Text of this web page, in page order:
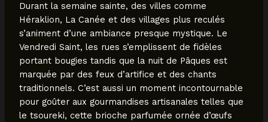
Durant la semaine sainte, des villes comme
Héraklion, La Canée et des villages plus reculés
s’animent d’une ambiance presque mystique. Le
Vendredi Saint, les rues s’emplissent de fidèles
portant bougies tandis que la nuit de Pâques est
marquée par des feux d’artifice et des chants
traditionnels. C’est aussi un moment incontournable
pour goûter aux gourmandises artisanales telles que
le tsoureki, cette brioche parfumée ornée d’œufs